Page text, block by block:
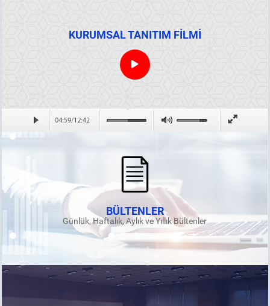
KURUMSAL TANITIM FİLMİ
BÜLTENLER
Günlük, Haftalık, Aylık ve Yıllık Bültenler